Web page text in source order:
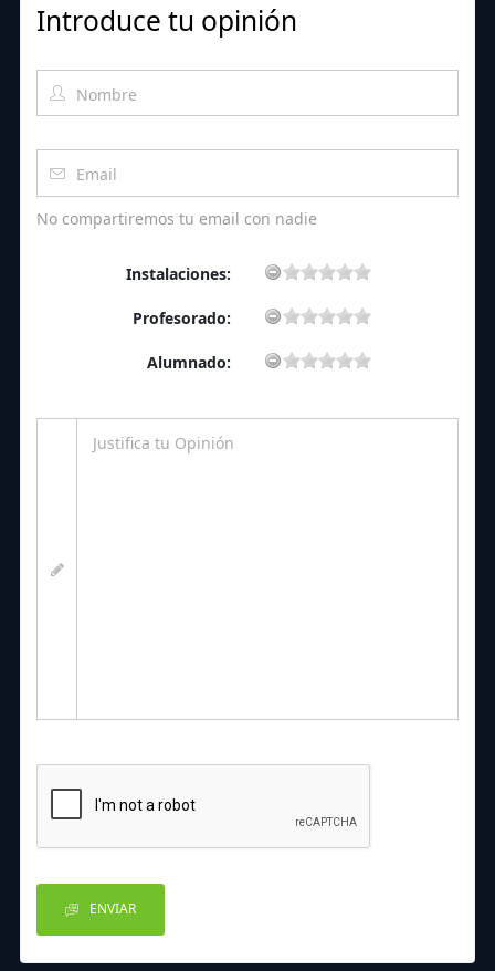
Introduce tu opinión
No compartiremos tu email con nadie
Instalaciones:
Profesorado:
Alumnado:
ENVIAR